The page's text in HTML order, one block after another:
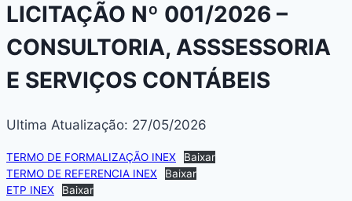
LICITAÇÃO Nº 001/2026 –
CONSULTORIA, ASSSESSORIA
E SERVIÇOS CONTÁBEIS
Ultima Atualização: 27/05/2026
TERMO DE FORMALIZAÇÃO INEX
Baixar
TERMO DE REFERENCIA INEX
Baixar
ETP INEX
Baixar